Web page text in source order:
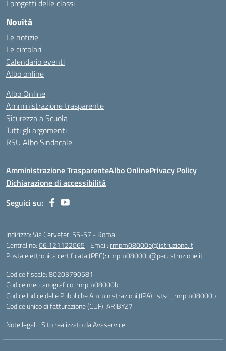
I progetti delle classi
Novità
Le notizie
Le circolari
Calendario eventi
Albo online
Albo Online
Amministrazione trasparente
Sicurezza a Scuola
Tutti gli argomenti
RSU Albo Sindacale
Amministrazione TrasparenteAlbo OnlinePrivacy Policy
Dichiarazione di accessibilità
Seguici su:
Indirizzo:Via Cerveteri 55-57 - Roma
Centralino:06 121122065 Email: rmpm08000b@istruzione.it
Posta elettronica certificata (PEC): rmpm08000b@pec.istruzione.it
Codice fiscale: 80203790581
Codice meccanografico: rmpm08000b
Codice Indice delle Pubbliche Amministrazioni (IPA): istsc_rmpm08000b
Codice unico di fatturazione (CUF): ARIBYZ7
Note legali |Sito realizzato da Avaservice